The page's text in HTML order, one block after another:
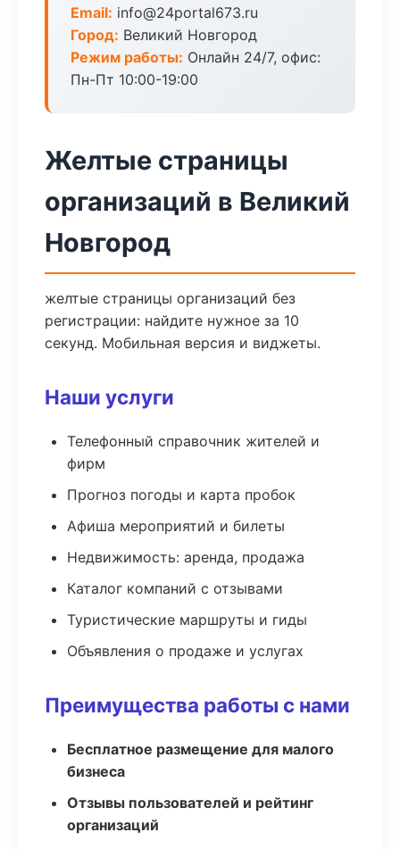
Email: info@24portal673.ru
Город: Великий Новгород
Режим работы: Онлайн 24/7, офис:
Пн-Пт 10:00-19:00
Желтые страницы
организаций в Великий
Новгород
желтые страницы организаций без
регистрации: найдите нужное за 10
секунд. Мобильная версия и виджеты.
Наши услуги
Телефонный справочник жителей и
фирм
Прогноз погоды и карта пробок
Афиша мероприятий и билеты
Недвижимость: аренда, продажа
Каталог компаний с отзывами
Туристические маршруты и гиды
Объявления о продаже и услугах
Преимущества работы с нами
Бесплатное размещение для малого
бизнеса
Отзывы пользователей и рейтинг
организаций